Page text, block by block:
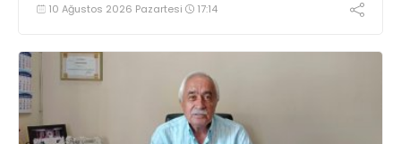
10 Ağustos 2026 Pazartesi 17:14